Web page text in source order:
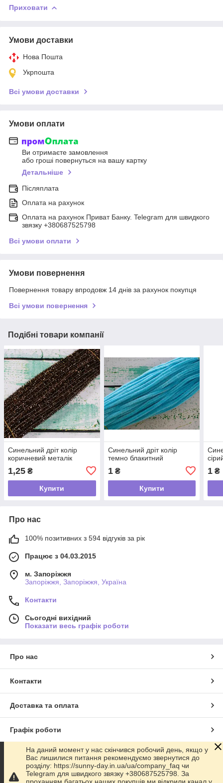
Приховати
Умови доставки
Нова Пошта
Укрпошта
Всі умови доставки
Умови оплати
Ви отримаєте замовлення
або гроші повернуться на вашу картку
Детальніше
Післяплата
Оплата на рахунок
Оплата на рахунок Приват Банку. Telegram для швидкого
звязку +380687525798
Всі умови оплати
Умови повернення
Повернення товару впродовж 14 днів за рахунок покупця
Всі умови повернення
Подібні товари компанії
Синельний дріт колір
коричневий металік
1,25 ₴
Купити
Синельний дріт колір
темно блакитний
1₴
Купити
1 ₴
Про нас
100% позитивних з 594 відгуків за рік
Працює з 04.03.2015
м. Запоріжжя
Запоріжжя, Запоріжжя, Україна
Контакти
Сьогодні вихідний
Показати весь графік роботи
Про нас
Контакти
Доставка та оплата
Графік роботи
Повна версія сайту
Сайт створено на маркетплейсі Prom.ua
На даний момент у нас скінчився робочий день, якщо у
Вас лишилися питання рекомендуємо звернутися до
розділу: https://sunny-day.in.ua/ua/company_faq чи
Telegram для швидкого звязку +380687525798. За